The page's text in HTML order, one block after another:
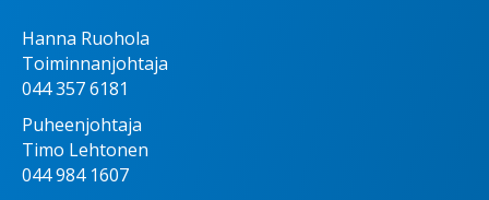
Hanna Ruohola
Toiminnanjohtaja
044 357 6181
Puheenjohtaja
Timo Lehtonen
044 984 1607